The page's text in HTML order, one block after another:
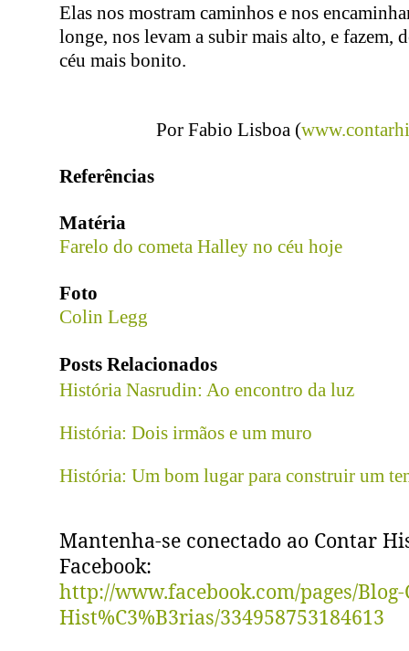
Elas nos mostram caminhos e nos
longe, nos levam a subir mais alto, e fazem,
céu mais bonito.
Por Fabio Lisboa (
Referências
Matéria
Farelo do cometa Halley no céu hoje
Foto
Colin Legg
Posts Relacionados
História Nasrudin: Ao encontro da luz
História: Dois irmãos e um muro
História: Um bom lugar para construir um
Mantenha-se conectado ao Contar
Facebook:
http://www.facebook.com/pages/
Hist%C3%B3rias/334958753184613